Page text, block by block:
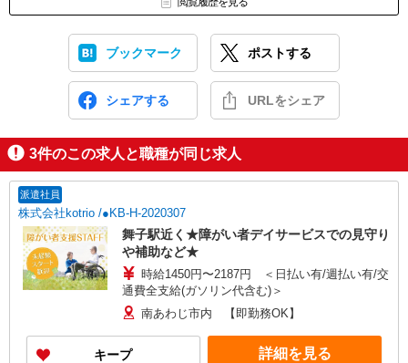
ブックマーク ポストする
シェアする URLをシェア
3件のこの求人と職種が同じ求人
派遣社員
株式会社kotrio /●KB-H-2020307
舞子駅近く★障がい者デイサービスでの見守り
や補助など★
時給1450円〜2187円 ＜日払い有/週払い有/交
通費全支給(ガソリン代含む)＞
南あわじ市内 【即勤務OK】
キープ 詳細を見る